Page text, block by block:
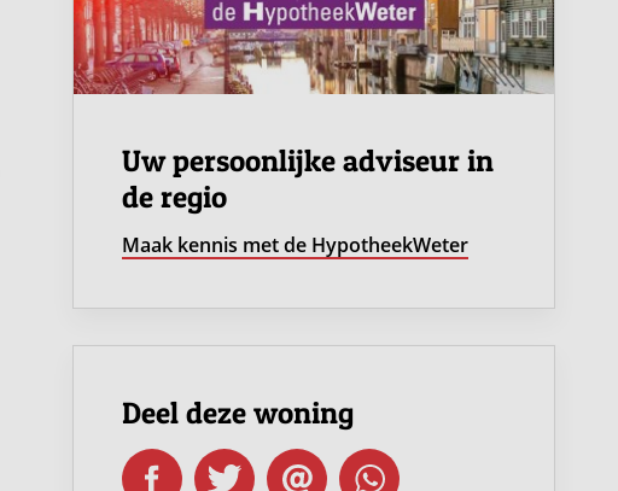
Uw persoonlijke adviseur in
de regio
Maak kennis met de HypotheekWeter
Deel deze woning